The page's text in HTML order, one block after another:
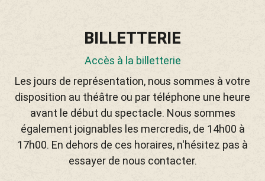
BILLETTERIE
Accès à la billetterie
Les jours de représentation, nous sommes à votre
disposition au théâtre ou par téléphone une heure
avant le début du spectacle. Nous sommes
également joignables les mercredis, de 14h00 à
17h00. En dehors de ces horaires, n'hésitez pas à
essayer de nous contacter.